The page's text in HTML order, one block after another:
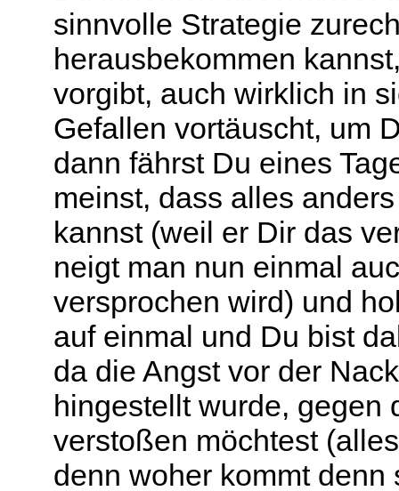
sinnvolle Strategie
herausbekommen
vorgibt, auch wirklich in
Gefallen vortäuscht, um
dann fährst Du eines
meinst, dass alles
kannst (weil er Dir das
neigt man nun einmal
versprochen wird) und
auf einmal und Du bist
da die Angst vor der
hingestellt wurde, gegen
verstoßen möchtest
denn woher kommt